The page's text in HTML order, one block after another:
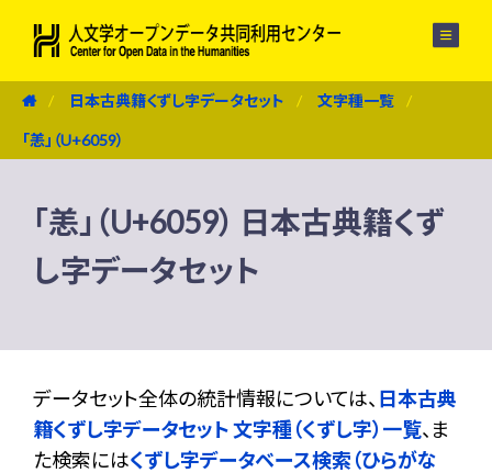
日本古典籍くずし字データセット 文字種一覧
「恙」（U+6059）
「恙」（U+6059） 日本古典籍くず
し字データセット
データセット全体の統計情報については、 日本古典
籍くずし字データセット 文字種（くずし字）一覧、ま
た検索にはくずし字データベース検索（ひらがな